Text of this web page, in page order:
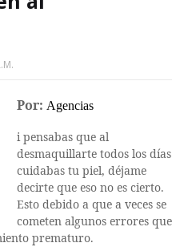
Por: Agencias
i pensabas que al
desmaquillarte todos los días
cuidabas tu piel, déjame
decirte que eso no es cierto.
Esto debido a que a veces se
cometen algunos errores que
prematuro.